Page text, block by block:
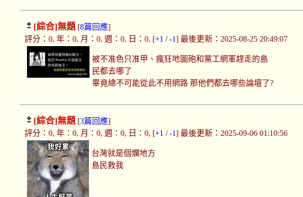
[綜合]無題 [8篇回應]
評分：0, 年：0, 月：0, 週：0, 日：0, [+1 /-1] 最後更新：2025-08-25 20:49:07
被不准色只准甲、瘋狂地圖砲和黨工網軍趕走的島
民都去哪了
畢竟總不可能從此不用網路 那他們都去哪些論壇了?
[綜合]無題 [3篇回應]
評分：0, 年：0, 月：0, 週：0, 日：0, [+1 /-1] 最後更新：2025-09-06 01:10:56
台灣就是個爛地方
島民救我